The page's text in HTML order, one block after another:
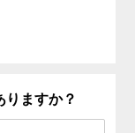
りますか？